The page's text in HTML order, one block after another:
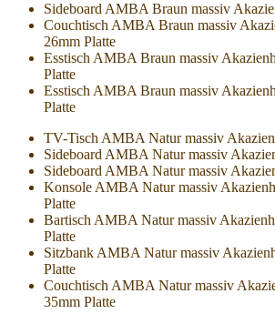
Sideboard AMBA Braun massiv
Couchtisch AMBA Braun massiv
26mm Platte
Esstisch AMBA Braun massiv
Platte
Esstisch AMBA Braun massiv
Platte
TV-Tisch AMBA Natur massiv
Sideboard AMBA Natur massiv
Sideboard AMBA Natur massiv
Konsole AMBA Natur massiv
Platte
Bartisch AMBA Natur massiv
Platte
Sitzbank AMBA Natur massiv
Platte
Couchtisch AMBA Natur massiv
35mm Platte